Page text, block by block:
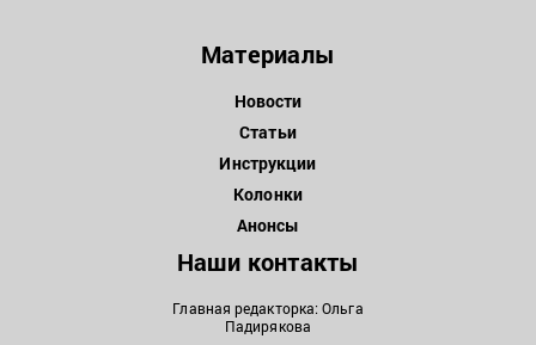
Материалы
Новости
Статьи
Инструкции
Колонки
Анонсы
Наши контакты
Главная редакторка: Ольга
Падирякова